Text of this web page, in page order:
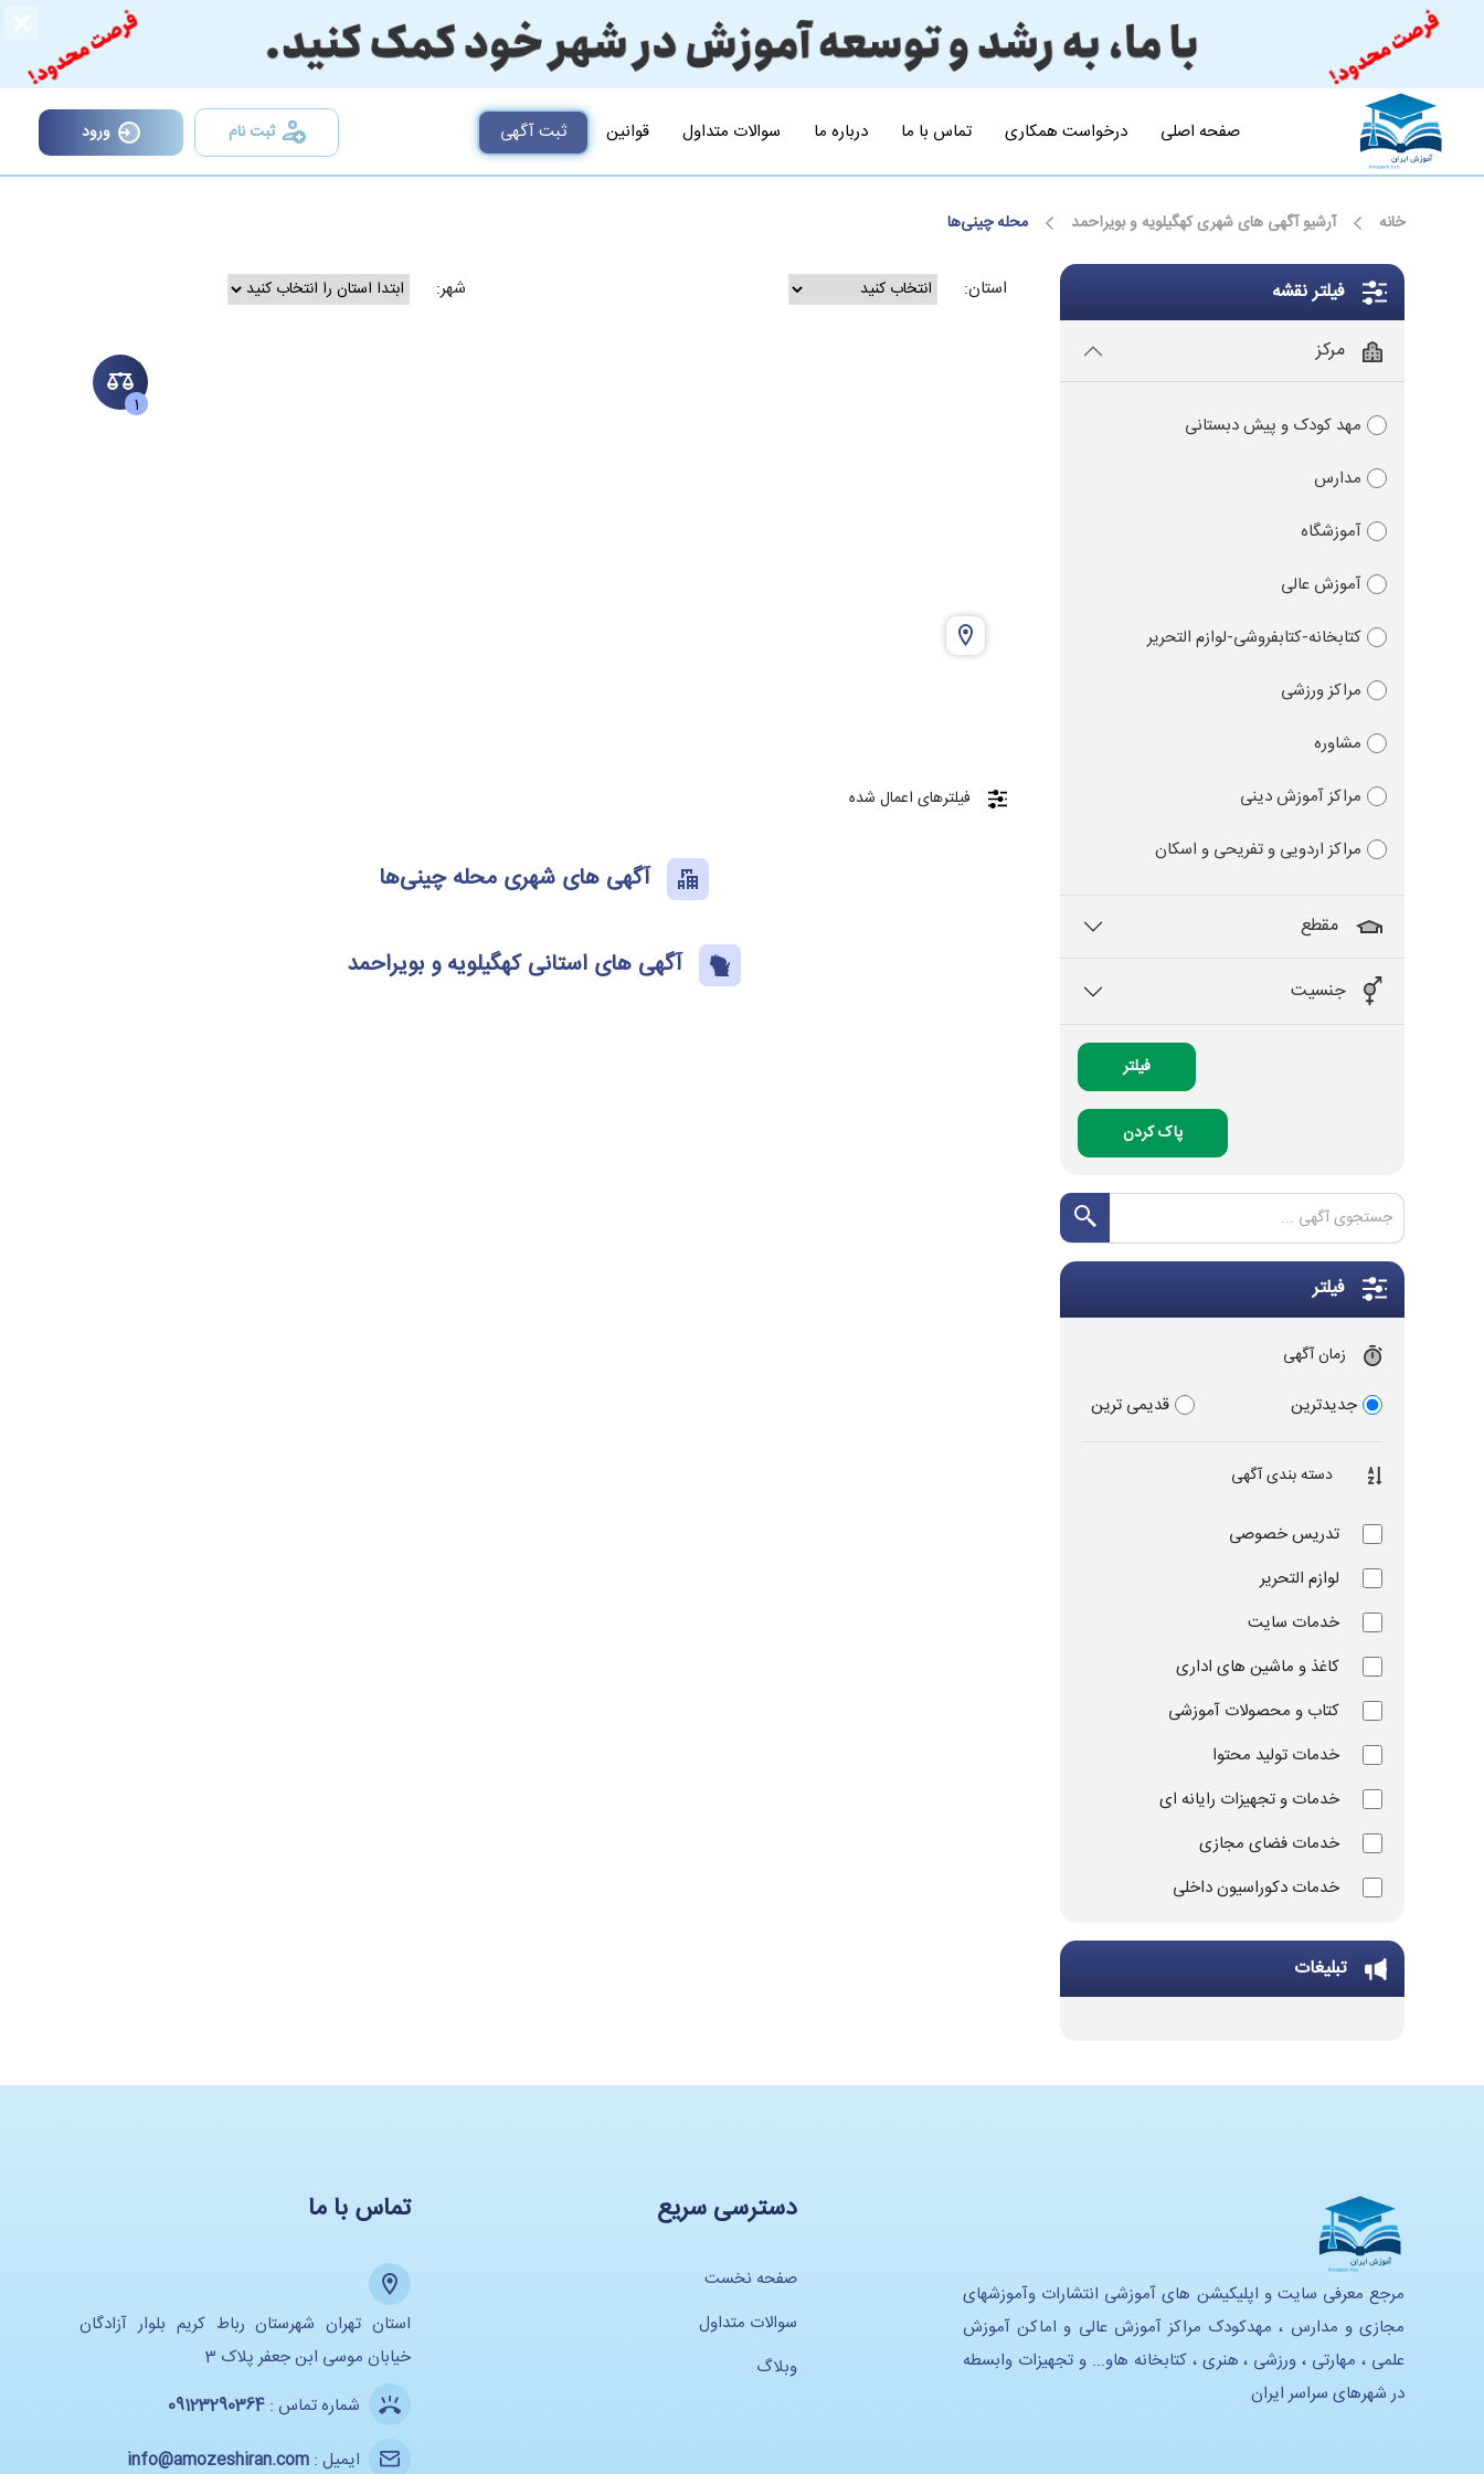
×
صفحه اصلی درخواست همکاری تماس با ما درباره ما سوالات متداول قوانین ثبت آگهی ثبت نام ورود
خانه آرشیو آگهی های شهری کهگیلویه و بویراحمد محله چینی‌ها
فیلتر نقشه
مرکز
مهد کودک و پیش دبستانی
مدارس
آموزشگاه
آموزش عالی
کتابخانه-کتابفروشی-لوازم التحریر
مراکز ورزشی
مشاوره
مراکز آموزش دینی
مراکز اردویی و تفریحی و اسکان
مقطع
جنسیت
فیلتر
پاک کردن
فیلتر
زمان آگهی
جدیدترین قدیمی ترین
دسته بندی آگهی
تدریس خصوصی
لوازم التحریر
خدمات سایت
کاغذ و ماشین های اداری
کتاب و محصولات آموزشی
خدمات تولید محتوا
خدمات و تجهیزات رایانه ای
خدمات فضای مجازی
خدمات دکوراسیون داخلی
تجهیزات و ملزومات ورزشی
تجهیزات استدیویی
تحهیزات لابراتوار زبان
تجهیزات آموزشی و سرگرمی
تجهیزات خانه بازی و سرگرمی
تجهیزات هوشمند سازی
تبلیغات
استان: شهر:
1
فیلترهای اعمال شده
آگهی های شهری محله چینی‌ها
آگهی های استانی کهگیلویه و بویراحمد
مرجع معرفی سایت و اپلیکیشن های آموزشی انتشارات وآموزشهای
مجازی و مدارس ، مهدکودک مراکز آموزش عالی و اماکن آموزش
علمی ، مهارتی ، ورزشی ، هنری ، کتابخانه هاو... و تجهیزات وابسطه
در شهرهای سراسر ایران
دسترسی سریع
صفحه نخست
سوالات متداول
وبلاگ
تماس با ما
استان تهران شهرستان رباط کریم بلوار آزادگان
خیابان موسی ابن جعفر پلاک 3
شماره تماس : 09123290364
ایمیل : info@amozeshiran.com